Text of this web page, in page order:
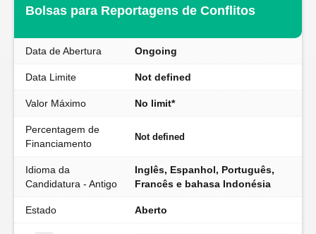
Bolsas para Reportagens de Conflitos
Data de Abertura Ongoing
Data Limite Not defined
Valor Máximo No limit*
Percentagem de
Financiamento
Not defined
Idioma da
Candidatura - Antigo
Inglês, Espanhol, Português,
Francês e bahasa Indonésia
Estado Aberto